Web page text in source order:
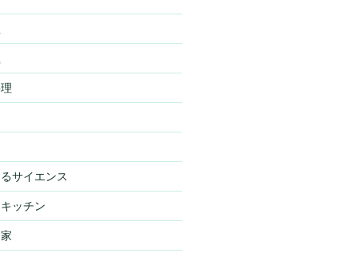
サイエンス
ッチン